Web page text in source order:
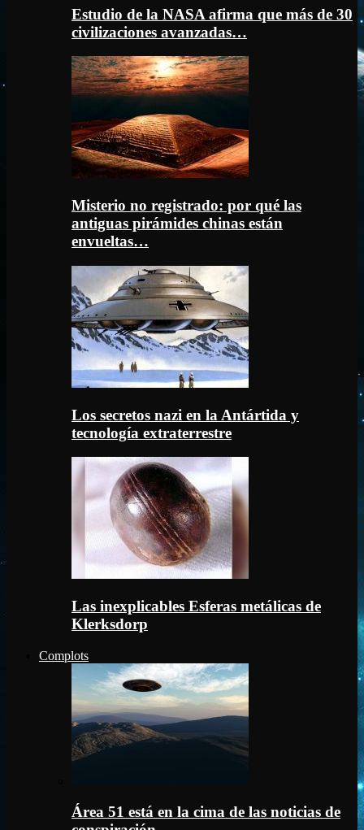
Estudio de la NASA afirma que más de 30
civilizaciones avanzadas…
Misterio no registrado: por qué las
antiguas pirámides chinas están
envueltas…
Los secretos nazi en la Antártida y
tecnología extraterrestre
Las inexplicables Esferas metálicas de
Klerksdorp
Complots
Área 51 está en la cima de las noticias de